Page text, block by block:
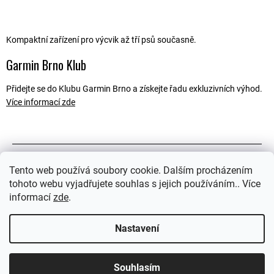
Tento web používá soubory cookie. Dalším procházením
tohoto webu vyjadřujete souhlas s jejich používáním.. Více
informací zde.
Nastavení
Souhlasím
Kompaktní zařízení pro výcvik až tří psů současně.
Garmin Brno Klub
Přidejte se do Klubu Garmin Brno a získejte řadu exkluzivních výhod.
Více informací zde
Související soubory (1)